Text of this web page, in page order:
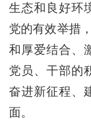
生态和良好环
党的有效举措
和厚爱结合、
党员、干部的
奋进新征程、
面。